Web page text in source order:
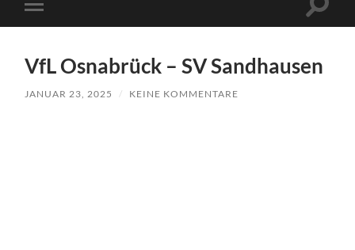
Menü
VfL Osnabrück – SV Sandhausen
JANUAR 23, 2025 / KEINE KOMMENTARE